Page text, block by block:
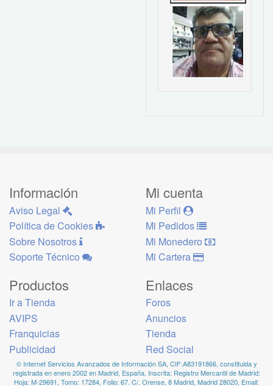
Información
Aviso Legal
Política de Cookies
Sobre Nosotros
Soporte Técnico
Mi cuenta
Mi Perfil
Mi Pedidos
Mi Monedero
Mi Cartera
Productos
Ir a Tienda
AVIPS
Franquicias
Publicidad
Enlaces
Foros
Anuncios
Tienda
Red Social
© Internet Servicios Avanzados de Información SA, CIF:A83191866, constituida y
registrada en enero 2002 en Madrid, España, Inscrita: Registro Mercantil de Madrid:
Hoja: M-29691, Tomo: 17284, Folio: 67. C/. Orense, 8 Madrid, Madrid 28020, Email: